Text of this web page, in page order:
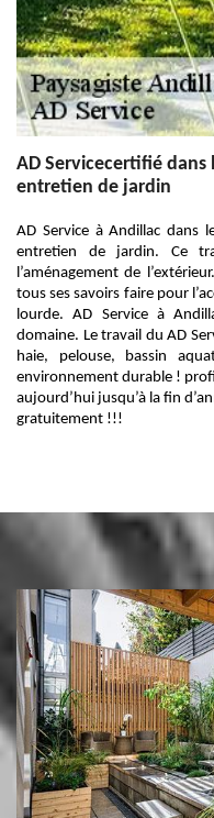
AD Servicecertifié
entretien de jardin
AD Service à Andillac dans
entretien de jardin. Ce
l’aménagement de
tous ses savoirs faire pour
lourde. AD Service à
domaine. Le travail du AD
haie, pelouse, bassin
environnement durable !
aujourd’hui jusqu’à la fin
gratuitement !!!